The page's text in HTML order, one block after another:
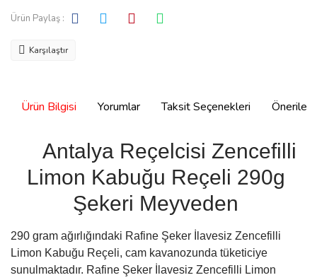
Ürün Paylaş :
Karşılaştır
Ürün Bilgisi Yorumlar Taksit Seçenekleri
Antalya Reçelcisi Zencefilli
Limon Kabuğu Reçeli 290g
Şekeri Meyveden
290 gram ağırlığındaki Rafine Şeker İlavesiz Zencefilli
Limon Kabuğu Reçeli, cam kavanozunda tüketiciye
sunulmaktadır. Rafine Şeker İlavesiz Zencefilli Limon